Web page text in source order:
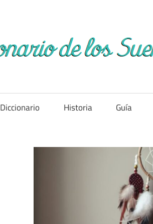
Diccionario Historia Guía